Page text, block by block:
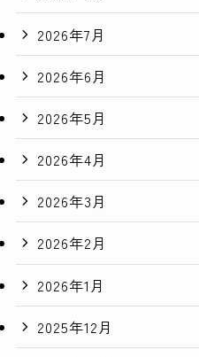
2026年7月
2026年6月
2026年5月
2026年4月
2026年3月
2026年2月
2026年1月
2025年12月